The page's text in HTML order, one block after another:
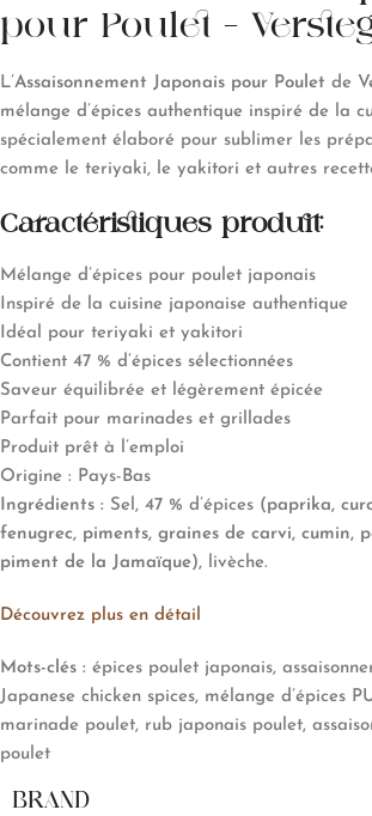
pour Poulet –
L’Assaisonnement Japonais pour Poulet de
mélange d’épices authentique inspiré de la
spécialement élaboré pour sublimer les
comme le teriyaki, le yakitori et autres
Caractéristiques produit:
Mélange d’épices pour poulet japonais
Inspiré de la cuisine japonaise authentique
Idéal pour teriyaki et yakitori
Contient 47 % d’épices sélectionnées
Saveur équilibrée et légèrement épicée
Parfait pour marinades et grillades
Produit prêt à l’emploi
Origine : Pays-Bas
Ingrédients : Sel, 47 % d’épices (paprika,
fenugrec, piments, graines de carvi, cumin,
piment de la Jamaïque), livèche.
Découvrez plus en détail
Mots-clés : épices poulet japonais,
Japanese chicken spices, mélange d’épices
marinade poulet, rub japonais poulet,
poulet
BRAND